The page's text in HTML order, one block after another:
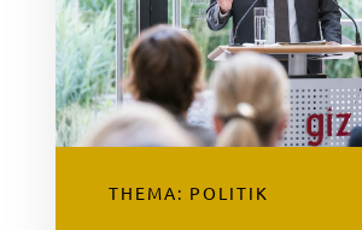
THEMA: POLITIK